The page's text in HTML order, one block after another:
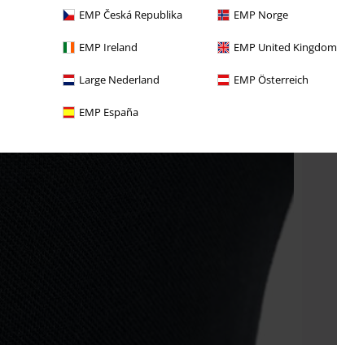
EMP Česká Republika EMP Norge
EMP Ireland EMP United Kingdom
Large Nederland EMP Österreich
EMP España